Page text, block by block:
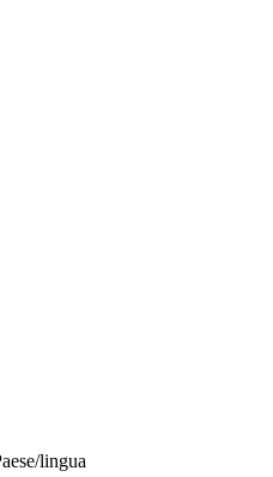
lingua